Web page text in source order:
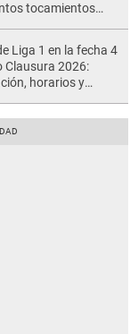
tocamientos
Liga 1 en la fecha 4
Clausura 2026:
horarios y